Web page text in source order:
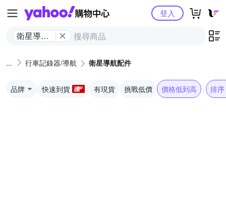
Yahoo購物中心
衛星導航
登入
行車記錄器/導航 衛星導航配件
品牌 快速到貨 有現貨 挑戰低價 價格低到高 排序